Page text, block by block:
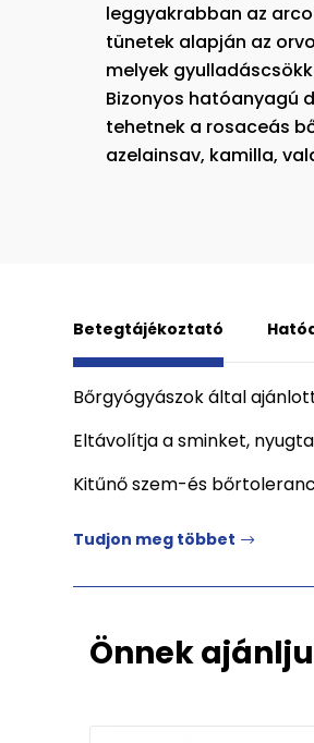
leggyakrabban az
tünetek alapján az
melyek
Bizonyos hatóanyagú
tehetnek a rosaceás
azelainsav, kamilla,
Betegtájékoztató
Bőrgyógyászok által
Eltávolítja a sminket,
Kitűnő szem-és
Tudjon meg többet
Önnek